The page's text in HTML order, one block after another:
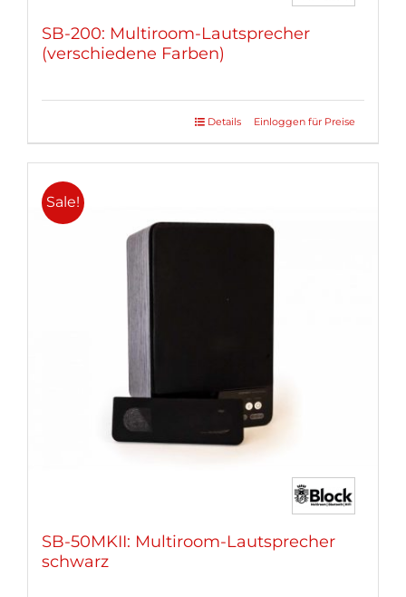
SB-200: Multiroom-Lautsprecher
(verschiedene Farben)
Produkt
mehrere
Varianten
Einloggen für Preise
Details
Sale!
SB-50MKII: Multiroom-Lautsprecher
schwarz